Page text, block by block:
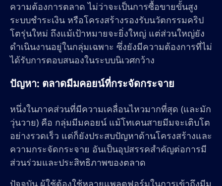
ความต้องการตลาด ไม่ว่าจะเป็นการซื้อขายขั้นสูง
ระบบชำระเงิน หรือโครงสร้างรองรับนวัตกรรมคริป
โตรุ่นใหม่ ถึงแม้เป้าหมายจะยิ่งใหญ่ แต่ส่วนใหญ่ยัง
ดำเนินงานอยู่ในกลุ่มเฉพาะ ซึ่งยังมีความต้องการที่ไม่
ได้รับการตอบสนองในระบบนิเวศกว้าง
ปัญหา: ตลาดมีมคอยน์ที่กระจัดกระจาย
หนึ่งในภาคส่วนที่มีความเคลื่อนไหวมากที่สุด (และมัก
วุ่นวาย) คือ กลุ่มมีมคอยน์ แม้โทเคนสายมีมจะเติบโต
อย่างรวดเร็ว แต่ก็ยังประสบปัญหาด้านโครงสร้างและ
ความกระจัดกระจาย อันเป็นอุปสรรคสำคัญต่อการมี
ส่วนร่วมและประสิทธิภาพของตลาด
ปัจจุบัน ผู้ใช้ต้องใช้หลายแพลตฟอร์มในการเข้าถึงมีม